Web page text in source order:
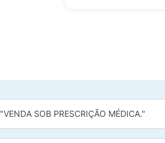
"VENDA SOB PRESCRIÇÃO MÉDICA."